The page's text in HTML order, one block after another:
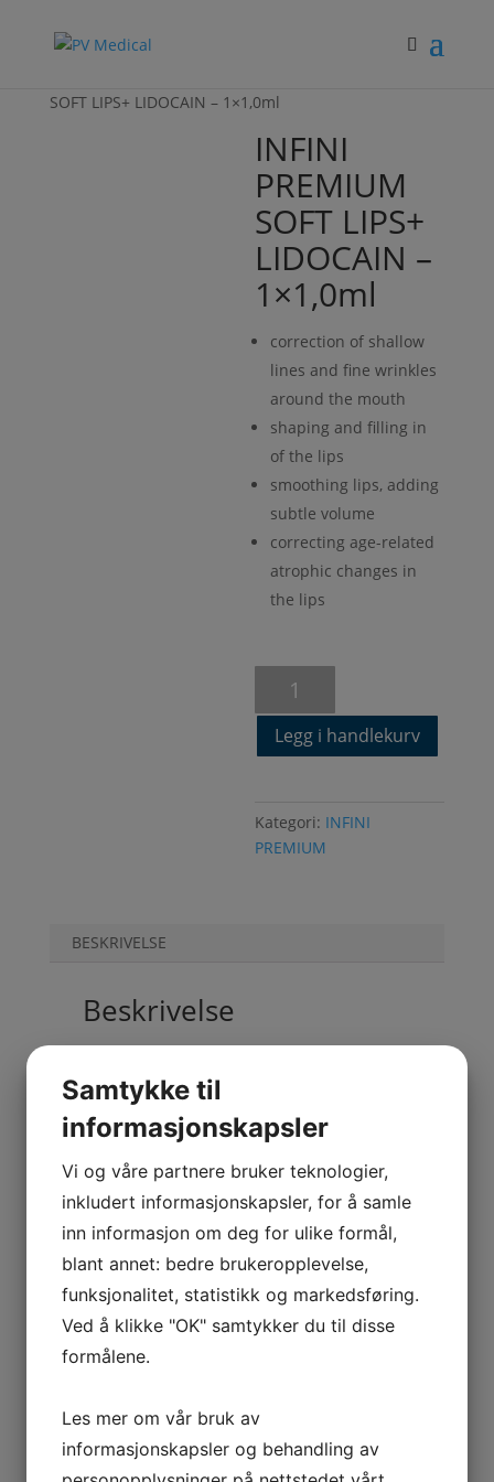
SOFT LIPS+ LIDOCAIN – 1×1,0ml
INFINI
PREMIUM
SOFT LIPS+
LIDOCAIN –
1×1,0ml
correction of shallow
lines and fine wrinkles
around the mouth
shaping and filling in
of the lips
smoothing lips, adding
subtle volume
correcting age-related
atrophic changes in
the lips
INFINI
PREMIUM
SOFT
LIPS+
1x1,0ml
antall
Legg i handlekurv
Kategori: INFINI
PREMIUM
BESKRIVELSE
Beskrivelse
Logga in för att se produkterna. Har du
inget konto? Kontakta oss för mer
information.
Samtykke til
informasjonskapsler
Vi og våre partnere bruker teknologier,
inkludert informasjonskapsler, for å samle
inn informasjon om deg for ulike formål,
blant annet: bedre brukeropplevelse,
funksjonalitet, statistikk og markedsføring.
Ved å klikke "OK" samtykker du til disse
formålene.
Les mer om vår bruk av
informasjonskapsler og behandling av